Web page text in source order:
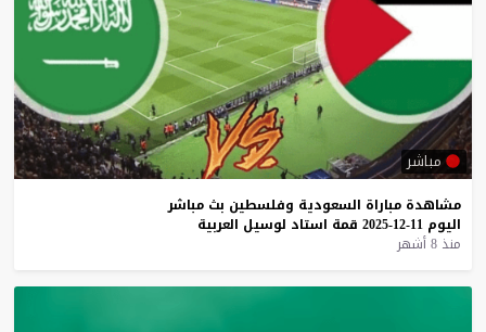
مباشر
مشاهدة مباراة السعودية وفلسطين بث مباشر
اليوم 11-12-2025 قمة استاد لوسيل العربية
منذ 8 أشهر